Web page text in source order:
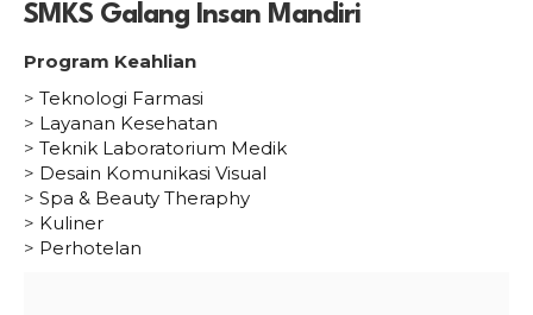
SMKS Galang Insan Mandiri
Program Keahlian
> Teknologi Farmasi
> Layanan Kesehatan
> Teknik Laboratorium Medik
> Desain Komunikasi Visual
> Spa & Beauty Theraphy
> Kuliner
> Perhotelan